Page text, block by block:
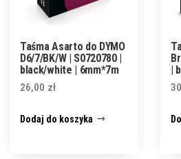
Taśma Asarto do DYMO
D6/7/BK/W | S0720780 |
black/white | 6mm*7m
26,00 zł
Dodaj do koszyka